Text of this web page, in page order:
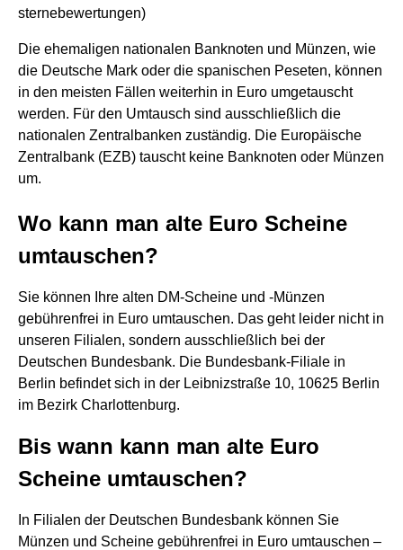
sternebewertungen)
Die ehemaligen nationalen Banknoten und Münzen, wie
die Deutsche Mark oder die spanischen Peseten, können
in den meisten Fällen weiterhin in Euro umgetauscht
werden. Für den Umtausch sind ausschließlich die
nationalen Zentralbanken zuständig. Die Europäische
Zentralbank (EZB) tauscht keine Banknoten oder Münzen
um.
Wo kann man alte Euro Scheine
umtauschen?
Sie können Ihre alten DM-Scheine und -Münzen
gebührenfrei in Euro umtauschen. Das geht leider nicht in
unseren Filialen, sondern ausschließlich bei der
Deutschen Bundesbank. Die Bundesbank-Filiale in
Berlin befindet sich in der Leibnizstraße 10, 10625 Berlin
im Bezirk Charlottenburg.
Bis wann kann man alte Euro
Scheine umtauschen?
In Filialen der Deutschen Bundesbank können Sie
Münzen und Scheine gebührenfrei in Euro umtauschen –